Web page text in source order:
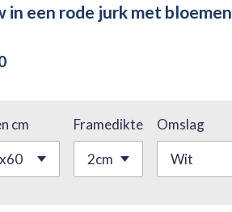
in een rode jurk met bloemen
cm Framedikte Omslag